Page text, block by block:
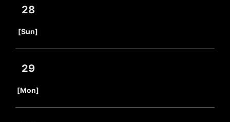
28
[Sun]
29
[Mon]